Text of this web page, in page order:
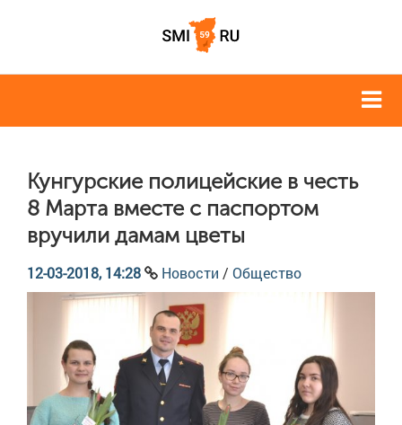
Кунгурские полицейские в честь
8 Марта вместе с паспортом
вручили дамам цветы
12-03-2018, 14:28 Новости / Общество